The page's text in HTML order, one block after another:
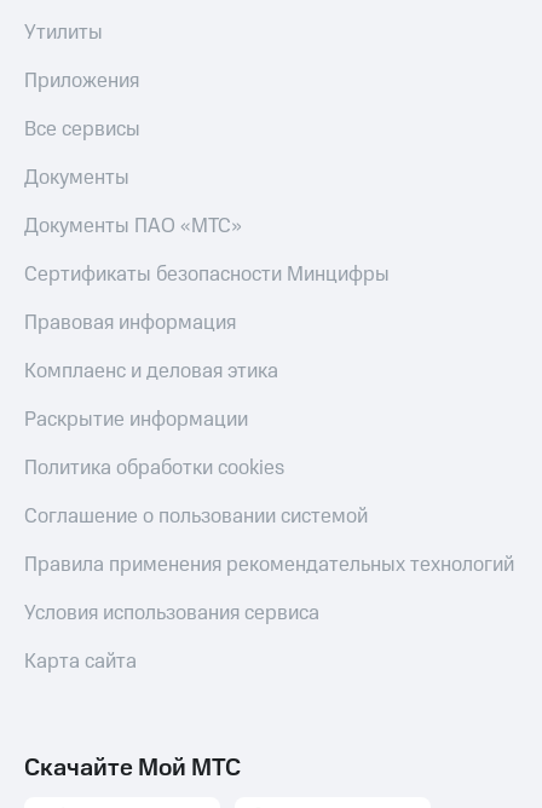
Утилиты
Приложения
Все сервисы
Документы
Документы ПАО «МТС»
Сертификаты безопасности Минцифры
Правовая информация
Комплаенс и деловая этика
Раскрытие информации
Политика обработки cookies
Соглашение о пользовании системой
Правила применения рекомендательных технологий
Условия использования сервиса
Карта сайта
Скачайте Мой МТС